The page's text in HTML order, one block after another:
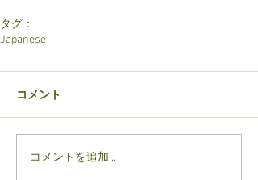
タグ：
Japanese
コメント
コメントを追加…